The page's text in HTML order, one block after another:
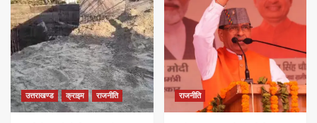
उत्तराखण्ड क्राइम राजनीति राजनीति